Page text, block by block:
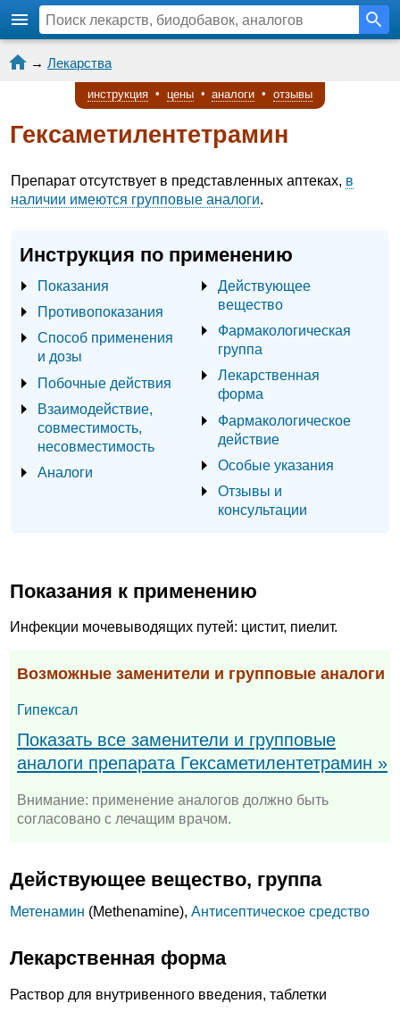
→ Лекарства
инструкция • цены • аналоги • отзывы
Гексаметилентетрамин
Препарат отсутствует в представленных аптеках, в
наличии имеются групповые аналоги.
Инструкция по применению
Показания
Противопоказания
Способ применения
и дозы
Побочные действия
Взаимодействие,
совместимость,
несовместимость
Аналоги
Действующее
вещество
Фармакологическая
группа
Лекарственная
форма
Фармакологическое
действие
Особые указания
Отзывы и
консультации
Показания к применению
Инфекции мочевыводящих путей: цистит, пиелит.
Возможные заменители и групповые аналоги
Гипексал
Показать все заменители и групповые
аналоги препарата Гексаметилентетрамин »
Внимание: применение аналогов должно быть
согласовано с лечащим врачом.
Действующее вещество, группа
Метенамин (Methenamine), Антисептическое средство
Лекарственная форма
Раствор для внутривенного введения, таблетки